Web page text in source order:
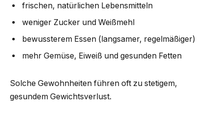
frischen, natürlichen Lebensmitteln
weniger Zucker und Weißmehl
bewussterem Essen (langsamer, regelmäßiger)
mehr Gemüse, Eiweiß und gesunden Fetten
Solche Gewohnheiten führen oft zu stetigem,
gesundem Gewichtsverlust.